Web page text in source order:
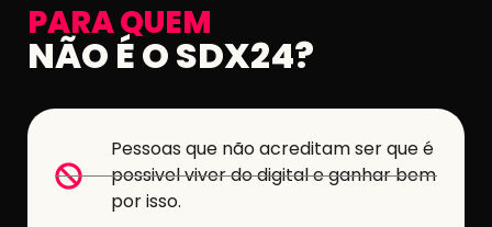
PARA QUEM
NÃO É O SDX24?
Pessoas que não acreditam ser que é
possivel viver do digital e ganhar bem
por isso.